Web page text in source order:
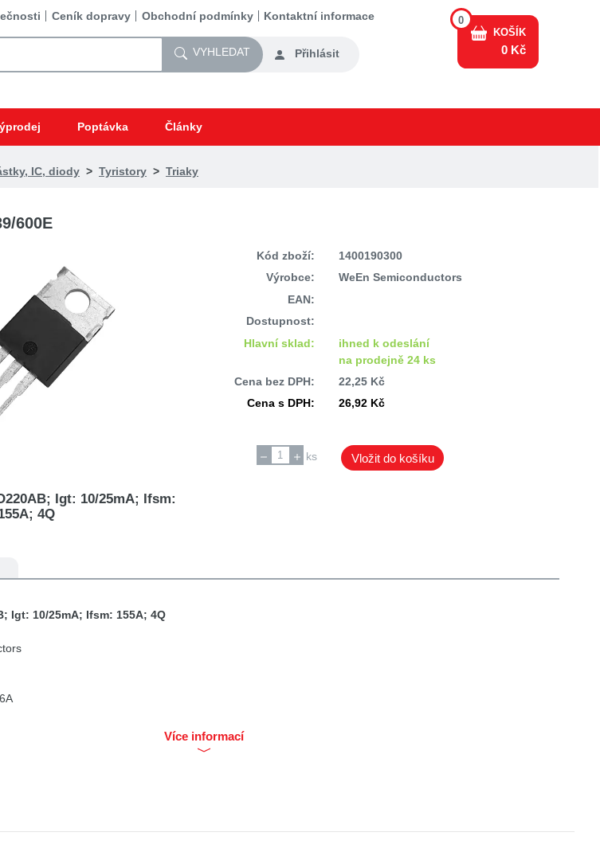
Ceník dopravy Obchodní podmínky Kontaktní informace
Přihlásit
VYHLEDAT
0
KOŠÍK
0 Kč
Poptávka Články
IC, diody> Tyristory> Triaky
600E
Igt: 10/25mA; Ifsm:
4Q
Kód zboží:
1400190300
Výrobce:
WeEn Semiconductors
EAN:
Dostupnost:
Hlavní sklad:
ihned k odeslání
na prodejně 24 ks
Cena bez DPH:
22,25 Kč
Cena s DPH:
26,92 Kč
ks Vložit do košíku
Igt: 10/25mA; Ifsm: 155A; 4Q
sensitive gate
Více informací